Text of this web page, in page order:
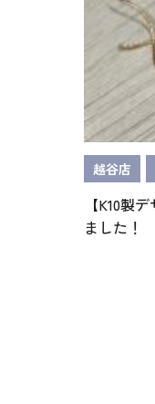
越谷店
【K10製
ました！